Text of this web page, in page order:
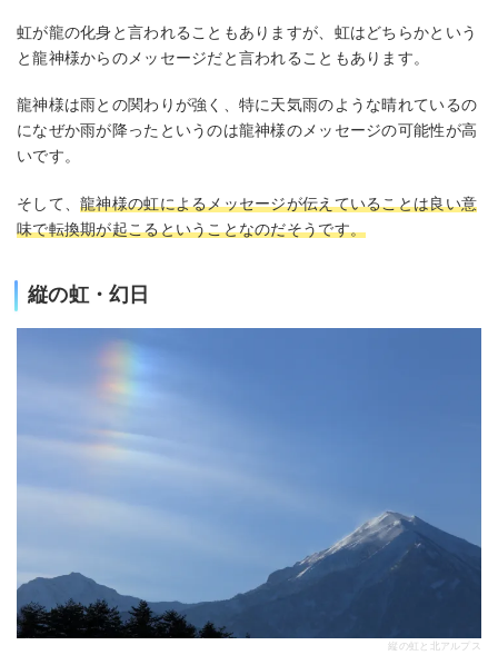
虹が龍の化身と言われることもありますが、虹はどちらかという
と龍神様からのメッセージだと言われることもあります。
龍神様は雨との関わりが強く、特に天気雨のような晴れているの
になぜか雨が降ったというのは龍神様のメッセージの可能性が高
いです。
そして、龍神様の虹によるメッセージが伝えていることは良い意
味で転換期が起こるということなのだそうです。
縦の虹・幻日
縦の虹と北アルプス